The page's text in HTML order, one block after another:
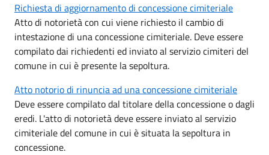
Richiesta di aggiornamento di concessione cimiteriale
Atto di notorietà con cui viene richiesto il cambio di
intestazione di una concessione cimiteriale. Deve essere
compilato dai richiedenti ed inviato al servizio cimiteri del
comune in cui è presente la sepoltura.
Atto notorio di rinuncia ad una concessione cimiteriale
Deve essere compilato dal titolare della concessione o dagli
eredi. L'atto di notorietà deve essere inviato al servizio
cimiteriale del comune in cui è situata la sepoltura in
concessione.